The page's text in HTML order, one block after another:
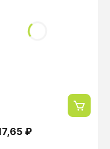
₽